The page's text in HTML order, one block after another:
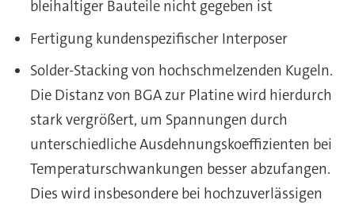
bleihaltiger Bauteile nicht gegeben ist
Fertigung kundenspezifischer Interposer
Solder-Stacking von hochschmelzenden Kugeln.
Die Distanz von BGA zur Platine wird hierdurch
stark vergrößert, um Spannungen durch
unterschiedliche Ausdehnungskoeffizienten bei
Temperaturschwankungen besser abzufangen.
Dies wird insbesondere bei hochzuverlässigen